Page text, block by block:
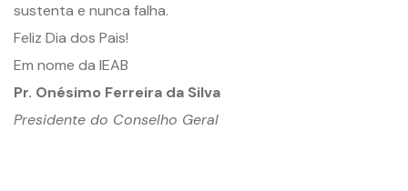
sustenta e nunca falha.
Feliz Dia dos Pais!
Em nome da IEAB
Pr. Onésimo Ferreira da Silva
Presidente do Conselho Geral